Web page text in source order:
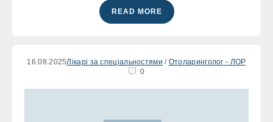
READ MORE
16.08.2025Лікарі за спеціальностями / Отоларинголог - ЛОР
0